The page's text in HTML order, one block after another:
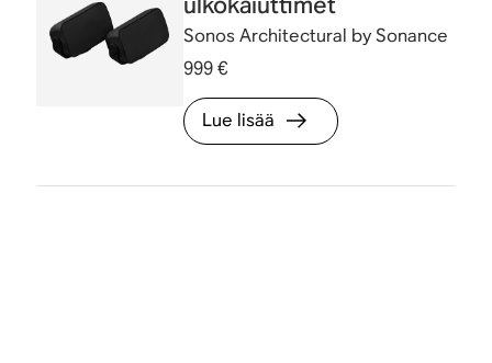
Sonos Architectural by Sonance
999 €
Lue lisää